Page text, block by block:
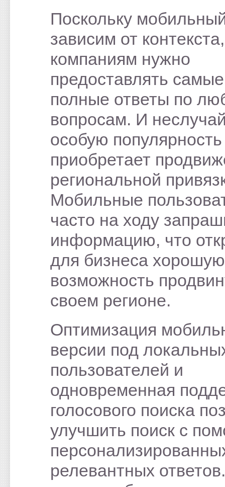
Поскольку
зависим от контекста,
компаниям нужно
предоставлять самые
полные ответы по
вопросам. И
особую популярность
приобретает
региональной
Мобильные
часто на ходу
информацию, что
для бизнеса хорошую
возможность
своем регионе.
Оптимизация
версии под
пользователей и
одновременная
голосового поиска
улучшить поиск с
релевантных